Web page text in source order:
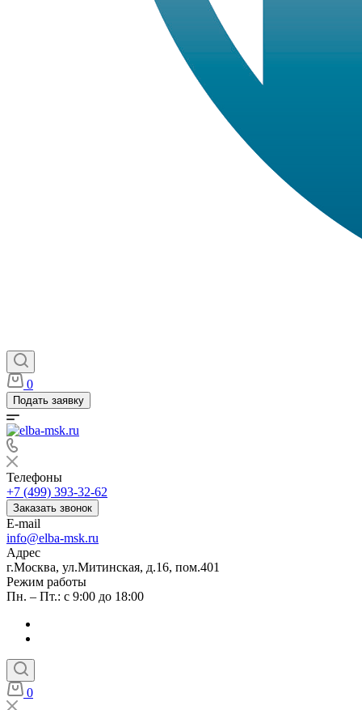
0
Подать заявку
Телефоны
+7 (499) 393-32-62
Заказать звонок
E-mail
info@elba-msk.ru
Адрес
г.Москва, ул.Митинская, д.16, пом.401
Режим работы
Пн. – Пт.: с 9:00 до 18:00
0